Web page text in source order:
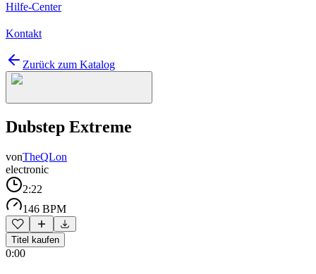
Hilfe-Center
Kontakt
Zurück zum Katalog
Dubstep Extreme
vonTheQLon
electronic
2:22
146 BPM
Titel kaufen
0:00